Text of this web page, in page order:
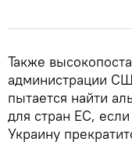
Также
администрации
пытается найти
для стран ЕС, если
Украину